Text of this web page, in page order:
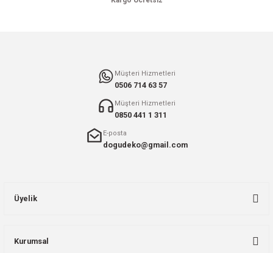
Müşteri Hizmetleri
0506 714 63 57
Müşteri Hizmetleri
0850 441 1 311
E-posta
dogudeko@gmail.com
Üyelik
Kurumsal